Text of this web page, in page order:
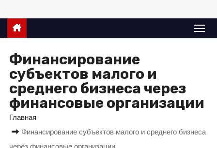
и
к
Финансирование
субъектов малого и
среднего бизнеса через
финансовые организации
Главная
Финансирование субъектов малого и среднего бизнеса